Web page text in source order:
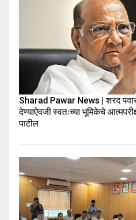
Sharad Pawar News | शरद पवार
देण्याऐवजी स्वतःच्या भूमिकेचे
पाटील